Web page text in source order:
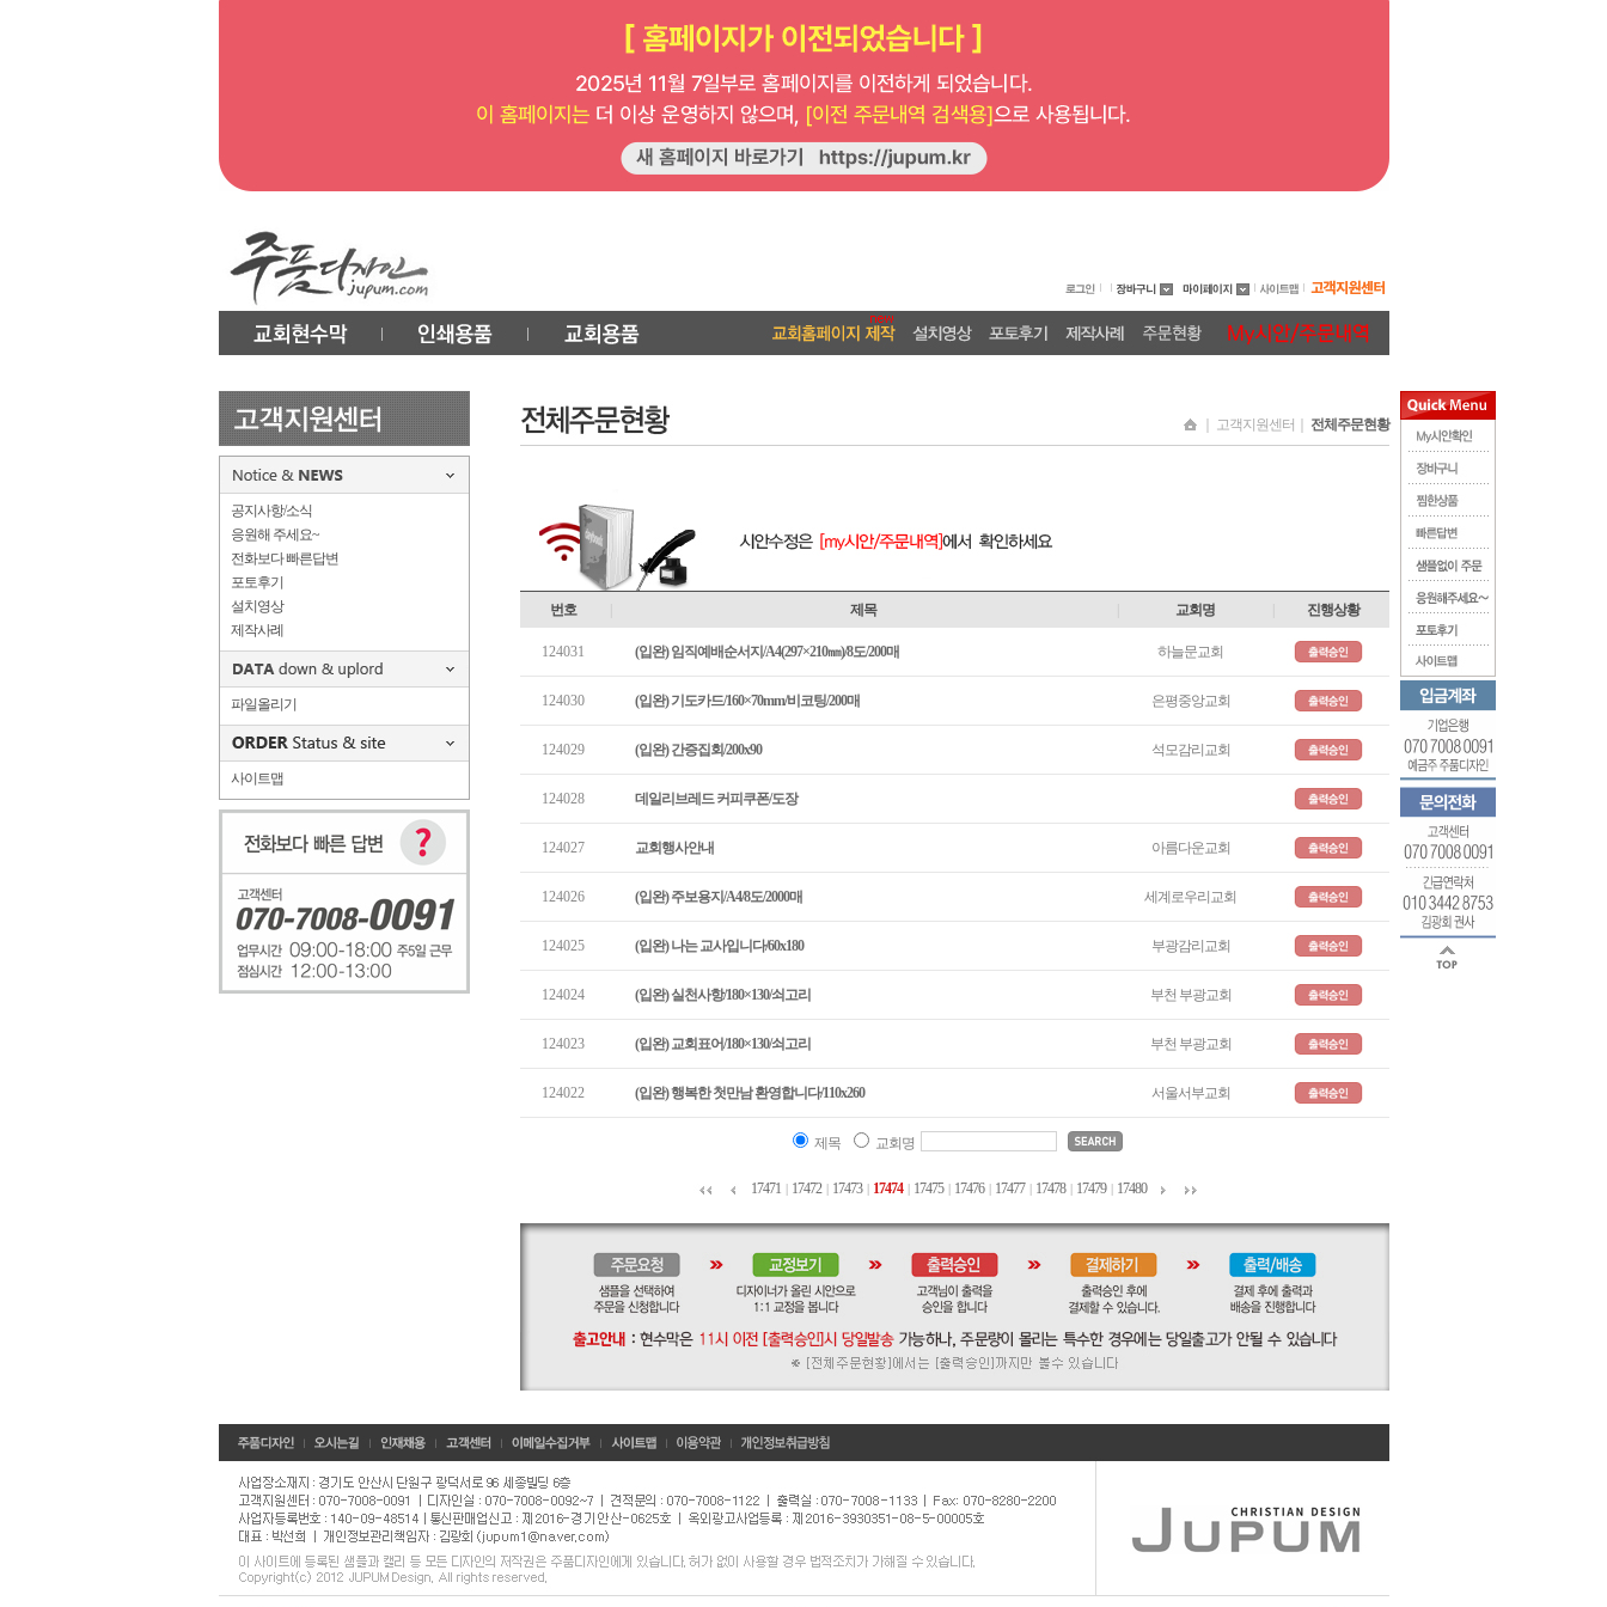
공지사항/소식
응원해 주세요~
전화보다 빠른답변
포토후기
설치영상
제작사례
파일올리기
사이트맵
｜ 고객지원센터｜ 전체주문현황
번호 제목 교회명 진행상황
124031 (입완) 임직예배순서지/A4(297×210㎜)/8도/200매 하늘문교회
124030 (입완) 기도카드/160×70mm/비코팅/200매 은평중앙교회
124029 (입완) 간증집회/200x90 석모감리교회
124028 데일리브레드 커피쿠폰/도장
124027 교회행사안내 아름다운교회
124026 (입완) 주보용지/A4/8도/2000매 세계로우리교회
124025 (입완) 나는 교사입니다/60x180 부광감리교회
124024 (입완) 실천사항/180×130/쇠고리 부천 부광교회
124023 (입완) 교회표어/180×130/쇠고리 부천 부광교회
124022 (입완) 행복한 첫만남 환영합니다/110x260 서울서부교회
제목 교회명
17471 | 17472 | 17473 | 17474 | 17475 | 17476 | 17477 | 17478 | 17479 | 17480